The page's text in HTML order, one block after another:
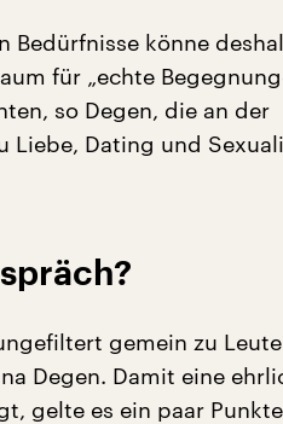
Bedürfnisse könne
für „echte
so Degen, die an der
Liebe, Dating und
gemein zu
Degen. Damit eine
gelte es ein paar